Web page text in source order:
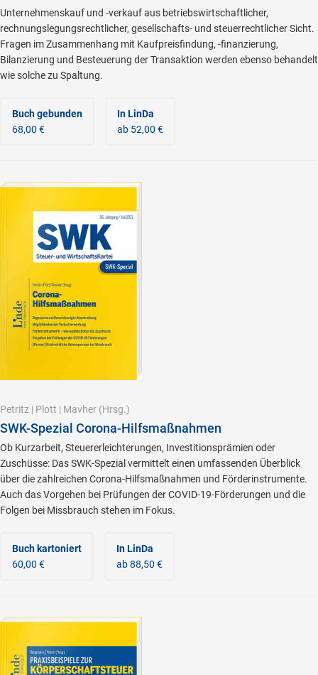
Unternehmenskauf und -verkauf aus betriebswirtschaftlicher,
rechnungslegungsrechtlicher, gesellschafts- und steuerrechtlicher Sicht.
Fragen im Zusammenhang mit Kaufpreisfindung, -finanzierung,
Bilanzierung und Besteuerung der Transaktion werden ebenso behandelt
wie solche zu Spaltung.
Buch gebunden
68,00 €
In LinDa
ab 52,00 €
Petritz | Plott | Mavher (Hrsg.)
SWK-Spezial Corona-Hilfsmaßnahmen
Ob Kurzarbeit, Steuererleichterungen, Investitionsprämien oder
Zuschüsse: Das SWK-Spezial vermittelt einen umfassenden Überblick
über die zahlreichen Corona-Hilfsmaßnahmen und Förderinstrumente.
Auch das Vorgehen bei Prüfungen der COVID-19-Förderungen und die
Folgen bei Missbrauch stehen im Fokus.
Buch kartoniert
60,00 €
In LinDa
ab 88,50 €